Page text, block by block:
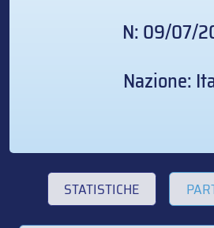
N: 09/07/
Nazione:
STATISTICHE